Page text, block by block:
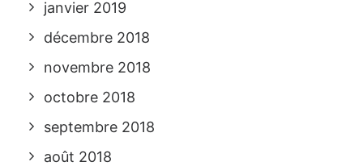
janvier 2019
décembre 2018
novembre 2018
octobre 2018
septembre 2018
août 2018